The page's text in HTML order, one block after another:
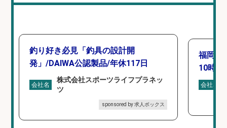
釣り好き必見「釣具の設計開
発」/DAIWA公認製品/年休117日
会社名
株式会社スポーツライフプラネッ
ツ
sponsored by 求人ボックス
福岡「
10時間
会社名